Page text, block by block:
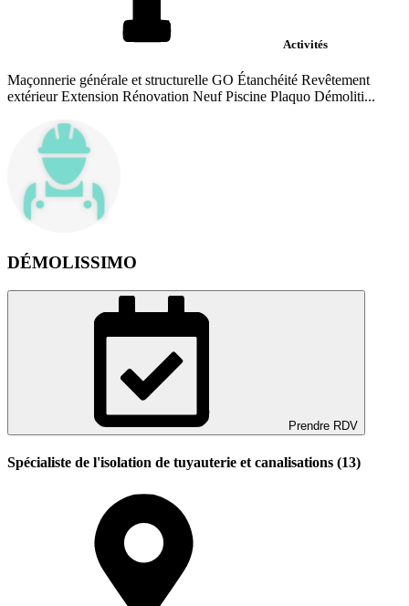
Activités
Maçonnerie générale et structurelle GO Étanchéité Revêtement
extérieur Extension Rénovation Neuf Piscine Plaquo Démoliti...
DÉMOLISSIMO
Prendre RDV
Spécialiste de l'isolation de tuyauterie et canalisations (13)